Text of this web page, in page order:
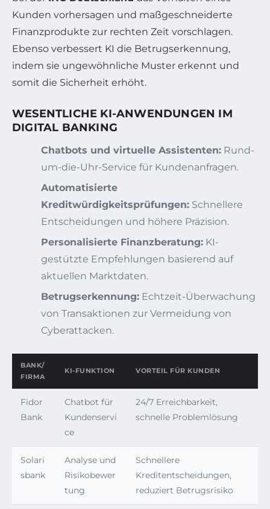
Kunden vorhersagen und maßgeschneiderte
Finanzprodukte zur rechten Zeit vorschlagen.
Ebenso verbessert KI die Betrugserkennung,
indem sie ungewöhnliche Muster erkennt und
somit die Sicherheit erhöht.
WESENTLICHE KI-ANWENDUNGEN IM
DIGITAL BANKING
Chatbots und virtuelle Assistenten: Rund-
um-die-Uhr-Service für Kundenanfragen.
Automatisierte
Kreditwürdigkeitsprüfungen: Schnellere
Entscheidungen und höhere Präzision.
Personalisierte Finanzberatung: KI-
gestützte Empfehlungen basierend auf
aktuellen Marktdaten.
Betrugserkennung: Echtzeit-Überwachung
von Transaktionen zur Vermeidung von
Cyberattacken.
BANK/
FIRMA
KI-FUNKTION VORTEIL FÜR KUNDEN
Fidor
Bank
Chatbot für
Kundenservi
ce
24/7 Erreichbarkeit,
schnelle Problemlösung
Solari
sbank
Analyse und
Risikobewer
tung
Schnellere
Kreditentscheidungen,
reduziert Betrugsrisiko